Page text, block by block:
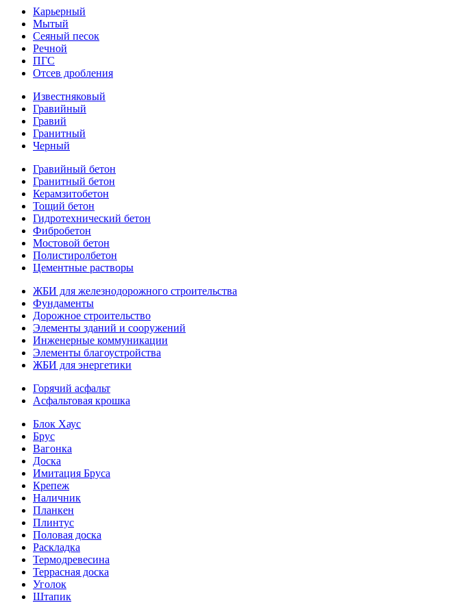
Карьерный
Мытый
Сеяный песок
Речной
ПГС
Отсев дробления
Известняковый
Гравийный
Гравий
Гранитный
Черный
Гравийный бетон
Гранитный бетон
Керамзитобетон
Тощий бетон
Гидротехнический бетон
Фибробетон
Мостовой бетон
Полистиролбетон
Цементные растворы
ЖБИ для железнодорожного строительства
Фундаменты
Дорожное строительство
Элементы зданий и сооружений
Инженерные коммуникации
Элементы благоустройства
ЖБИ для энергетики
Горячий асфальт
Асфальтовая крошка
Блок Хаус
Брус
Вагонка
Доска
Имитация Бруса
Крепеж
Наличник
Планкен
Плинтус
Половая доска
Раскладка
Термодревесина
Террасная доска
Уголок
Штапик